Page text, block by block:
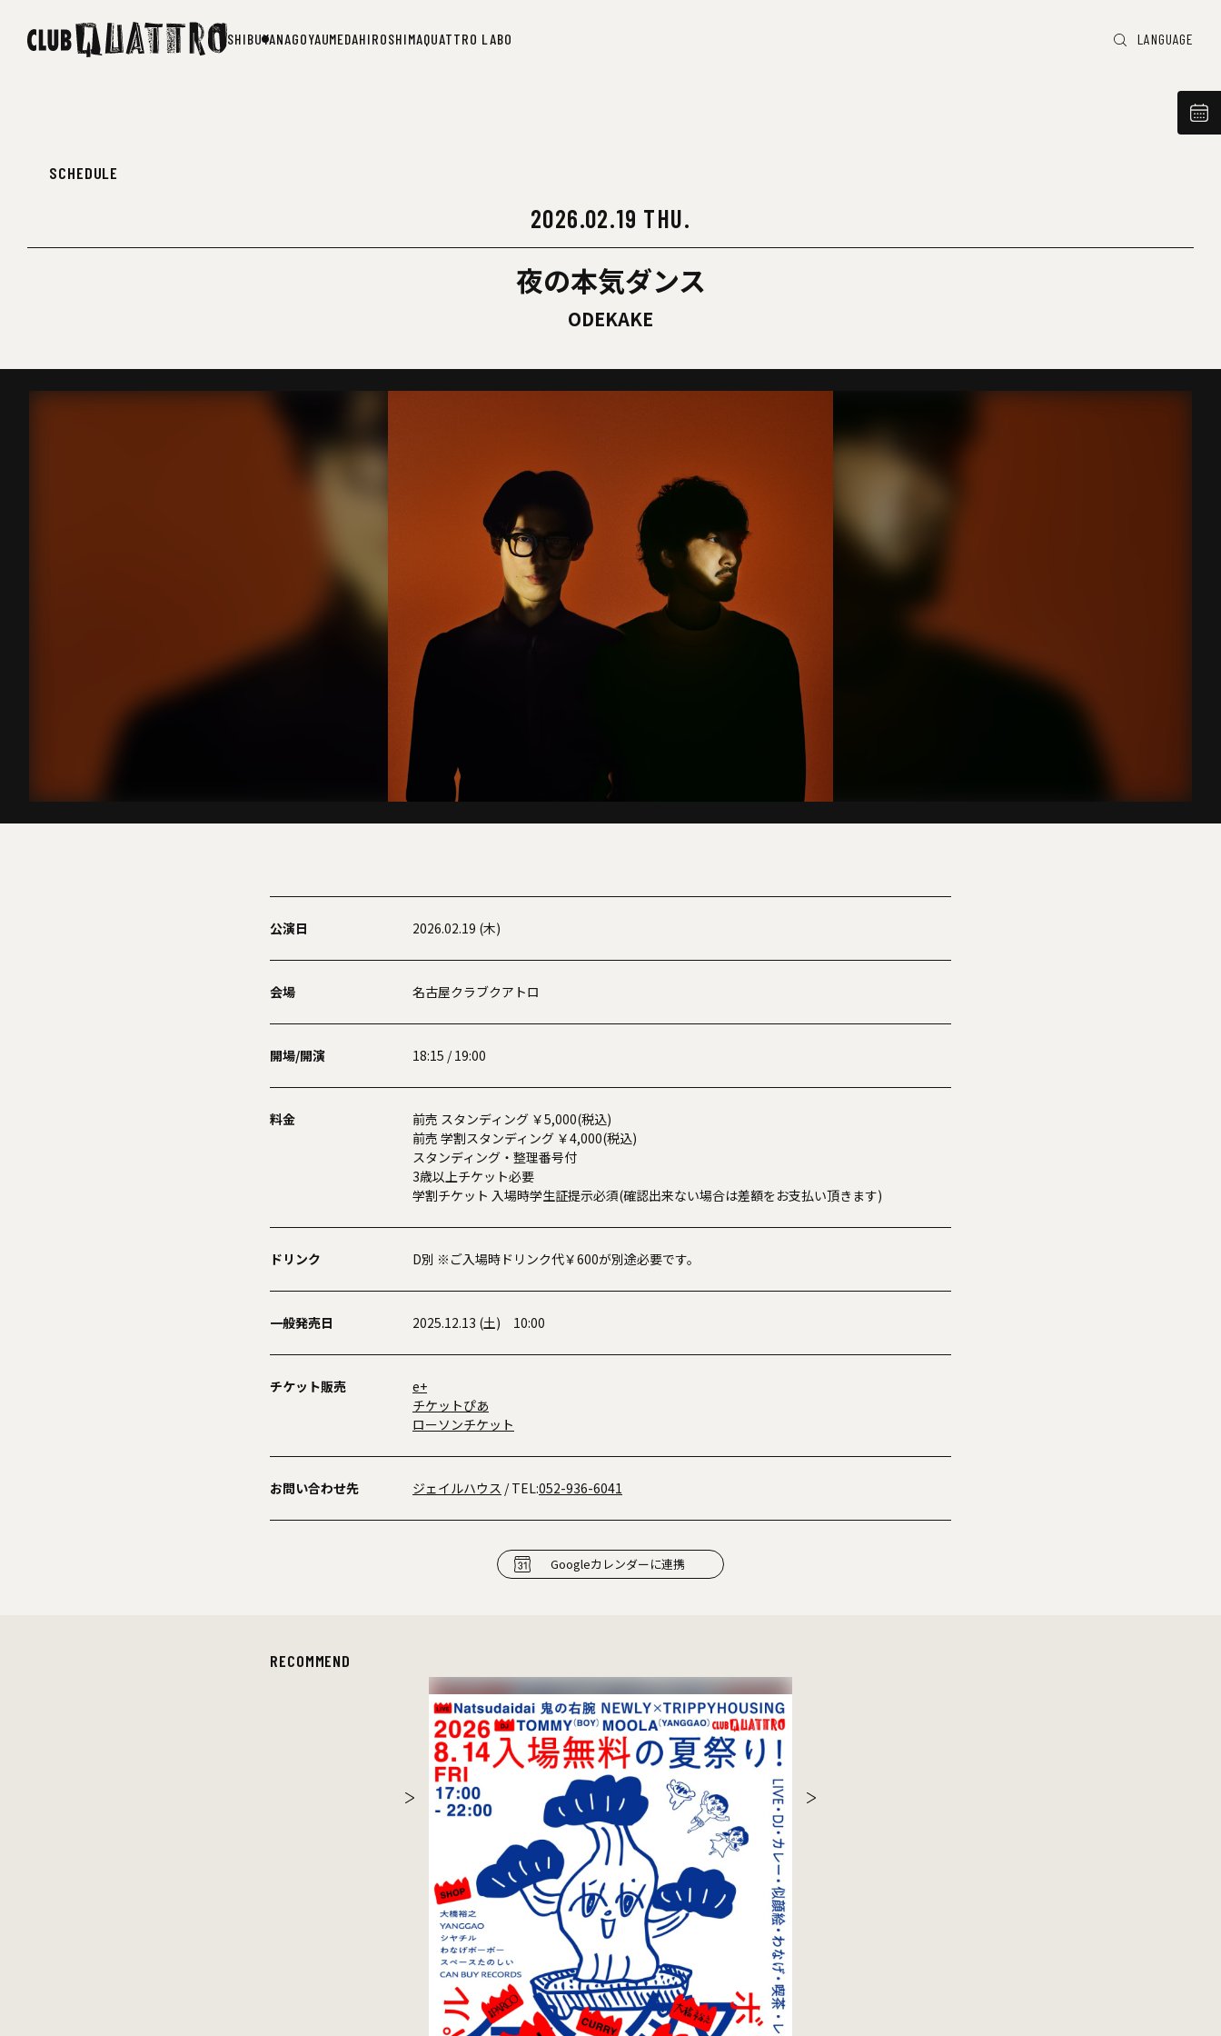
SHIBUYANAGOYAUMEDAHIROSHIMAQUATTRO LABO
LANGUAGE
SCHEDULE
2026.02.19 THU.
夜の本気ダンス
ODEKAKE
公演日 2026.02.19 (木)
会場 名古屋クラブクアトロ
開場/開演 18:15 / 19:00
料金
前売 スタンディング ￥5,000(税込)
前売 学割スタンディング ￥4,000(税込)
スタンディング・整理番号付
3歳以上チケット必要
学割チケット 入場時学生証提示必須(確認出来ない場合は差額をお支払い頂きます)
ドリンク D別 ※ご入場時ドリンク代￥600が別途必要です。
一般発売日 2025.12.13 (土) 10:00
チケット販売
e+
チケットぴあ
ローソンチケット
お問い合わせ先 ジェイルハウス / TEL:052-936-6041
Googleカレンダーに連携
RECOMMEND